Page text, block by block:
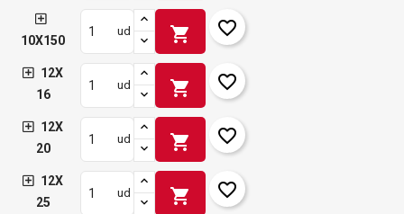
10X150
ud shopping_cart favorite_border
12X
16
ud shopping_cart favorite_border
12X
20
ud shopping_cart favorite_border
12X
25
ud shopping_cart favorite_border